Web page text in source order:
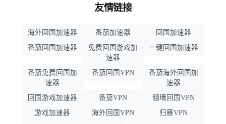
友情链接
海外回国加速器 番茄加速器
回国加速器
番茄回国加速器
免费回国游戏加
速器
一键回国加速器
番茄免费回国加
速器
番茄回国VPN
番茄海外回国加
速器
回国游戏加速器
番茄VPN
翻墙回国VPN
游戏加速器
海外回国VPN 归雁VPN